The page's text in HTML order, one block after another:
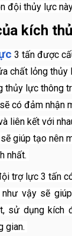
đội thủy lực
kích
3 tấn được
chất lỏng
thủy lực thông
có đảm nhận
liên kết với
giúp tạo nên
nhất.
trợ lực 3 tấn
như vậy sẽ
sử dụng kích
gian.